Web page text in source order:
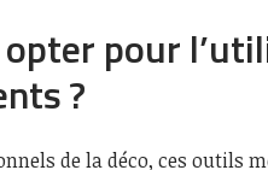
pour
?
de la déco, ces outils